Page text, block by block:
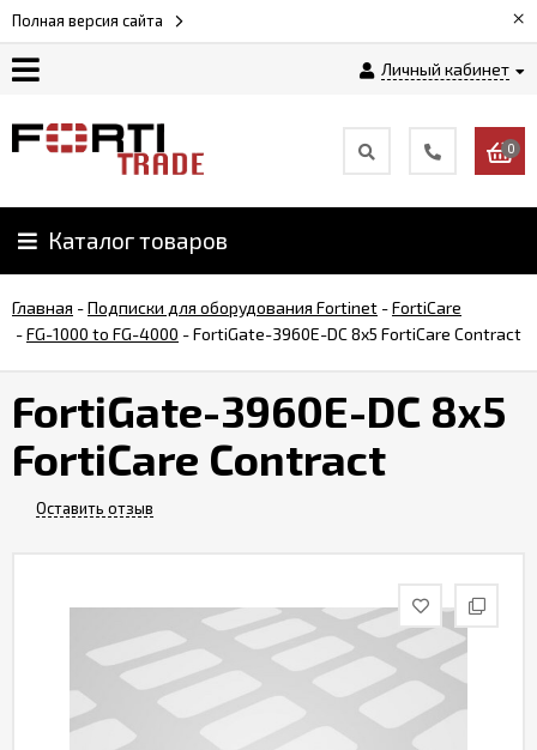
Полная версия сайта ×
Личный кабинет
Как
Доставка
и
оплата
0
Каталог товаров
Главная -Подписки для оборудования Fortinet -FortiCare
-FG-1000 to FG-4000 -FortiGate-3960E-DC 8x5 FortiCare Contract
FortiGate-3960E-DC 8x5
FortiCare Contract
Оставить отзыв